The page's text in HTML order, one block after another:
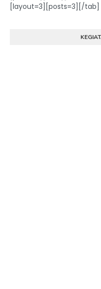
[layout=3][posts=3][/tab]